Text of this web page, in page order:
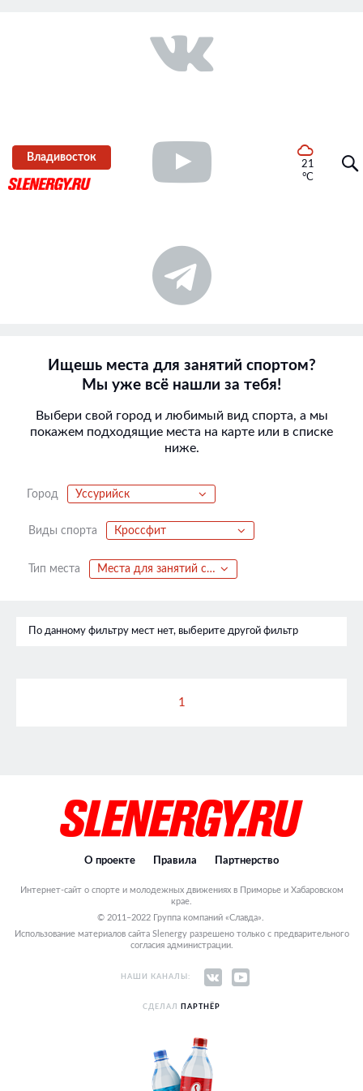
Владивосток
21
°C
Ищешь места для занятий спортом?
Мы уже всё нашли за тебя!
Выбери свой город и любимый вид спорта, а мы
покажем подходящие места на карте или в списке
ниже.
Город Уссурийск
Виды спорта Кроссфит
Тип места Места для занятий спортом
По данному фильтру мест нет, выберите другой фильтр
1
О проекте Правила Партнерство
Интернет-сайт о спорте и молодежных движениях в Приморье и Хабаровском
крае.
© 2011–2022 Группа компаний «Славда».
Использование материалов сайта Slenergy разрешено только с предварительного
согласия администрации.
НАШИ КАНАЛЫ:
СДЕЛАЛ ПАРТНЁР